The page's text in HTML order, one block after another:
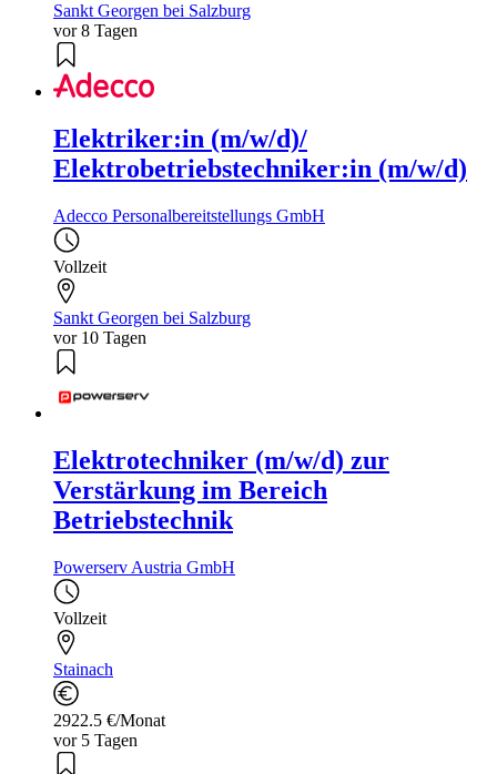
Sankt Georgen bei Salzburg
vor 8 Tagen
Elektriker:in (m/w/d)/
Elektrobetriebstechniker:in (m/w/d)
Adecco Personalbereitstellungs GmbH
Vollzeit
Sankt Georgen bei Salzburg
vor 10 Tagen
Elektrotechniker (m/w/d) zur
Verstärkung im Bereich
Betriebstechnik
Powerserv Austria GmbH
Vollzeit
Stainach
2922.5 €/Monat
vor 5 Tagen